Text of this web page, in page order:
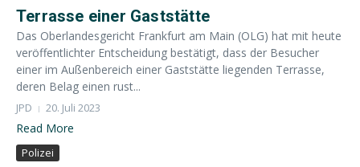
Terrasse einer Gaststätte
Das Oberlandesgericht Frankfurt am Main (OLG) hat mit heute
veröffentlichter Entscheidung bestätigt, dass der Besucher
einer im Außenbereich einer Gaststätte liegenden Terrasse,
deren Belag einen rust...
JPD 20. Juli 2023
Read More
Polizei